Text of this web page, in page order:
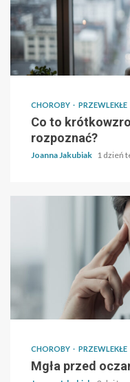
CHOROBY PRZEWLEKŁE
Co to
rozpoznać?
Joanna Jakubiak 1 dzień
CHOROBY PRZEWLEKŁE
Mgła przed